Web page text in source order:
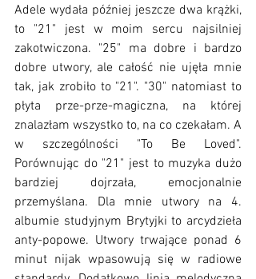
Adele wydała później jeszcze dwa krążki,
to "21" jest w moim sercu najsilniej
zakotwiczona. "25" ma dobre i bardzo
dobre utwory, ale całość nie ujęła mnie
tak, jak zrobiło to "21". "30" natomiast to
płyta prze-prze-magiczna, na której
znalazłam wszystko to, na co czekałam. A
w szczególności "To Be Loved".
Porównując do "21" jest to muzyka dużo
bardziej dojrzała, emocjonalnie
przemyślana. Dla mnie utwory na 4.
albumie studyjnym Brytyjki to arcydzieła
anty-popowe. Utwory trwające ponad 6
minut nijak wpasowują się w radiowe